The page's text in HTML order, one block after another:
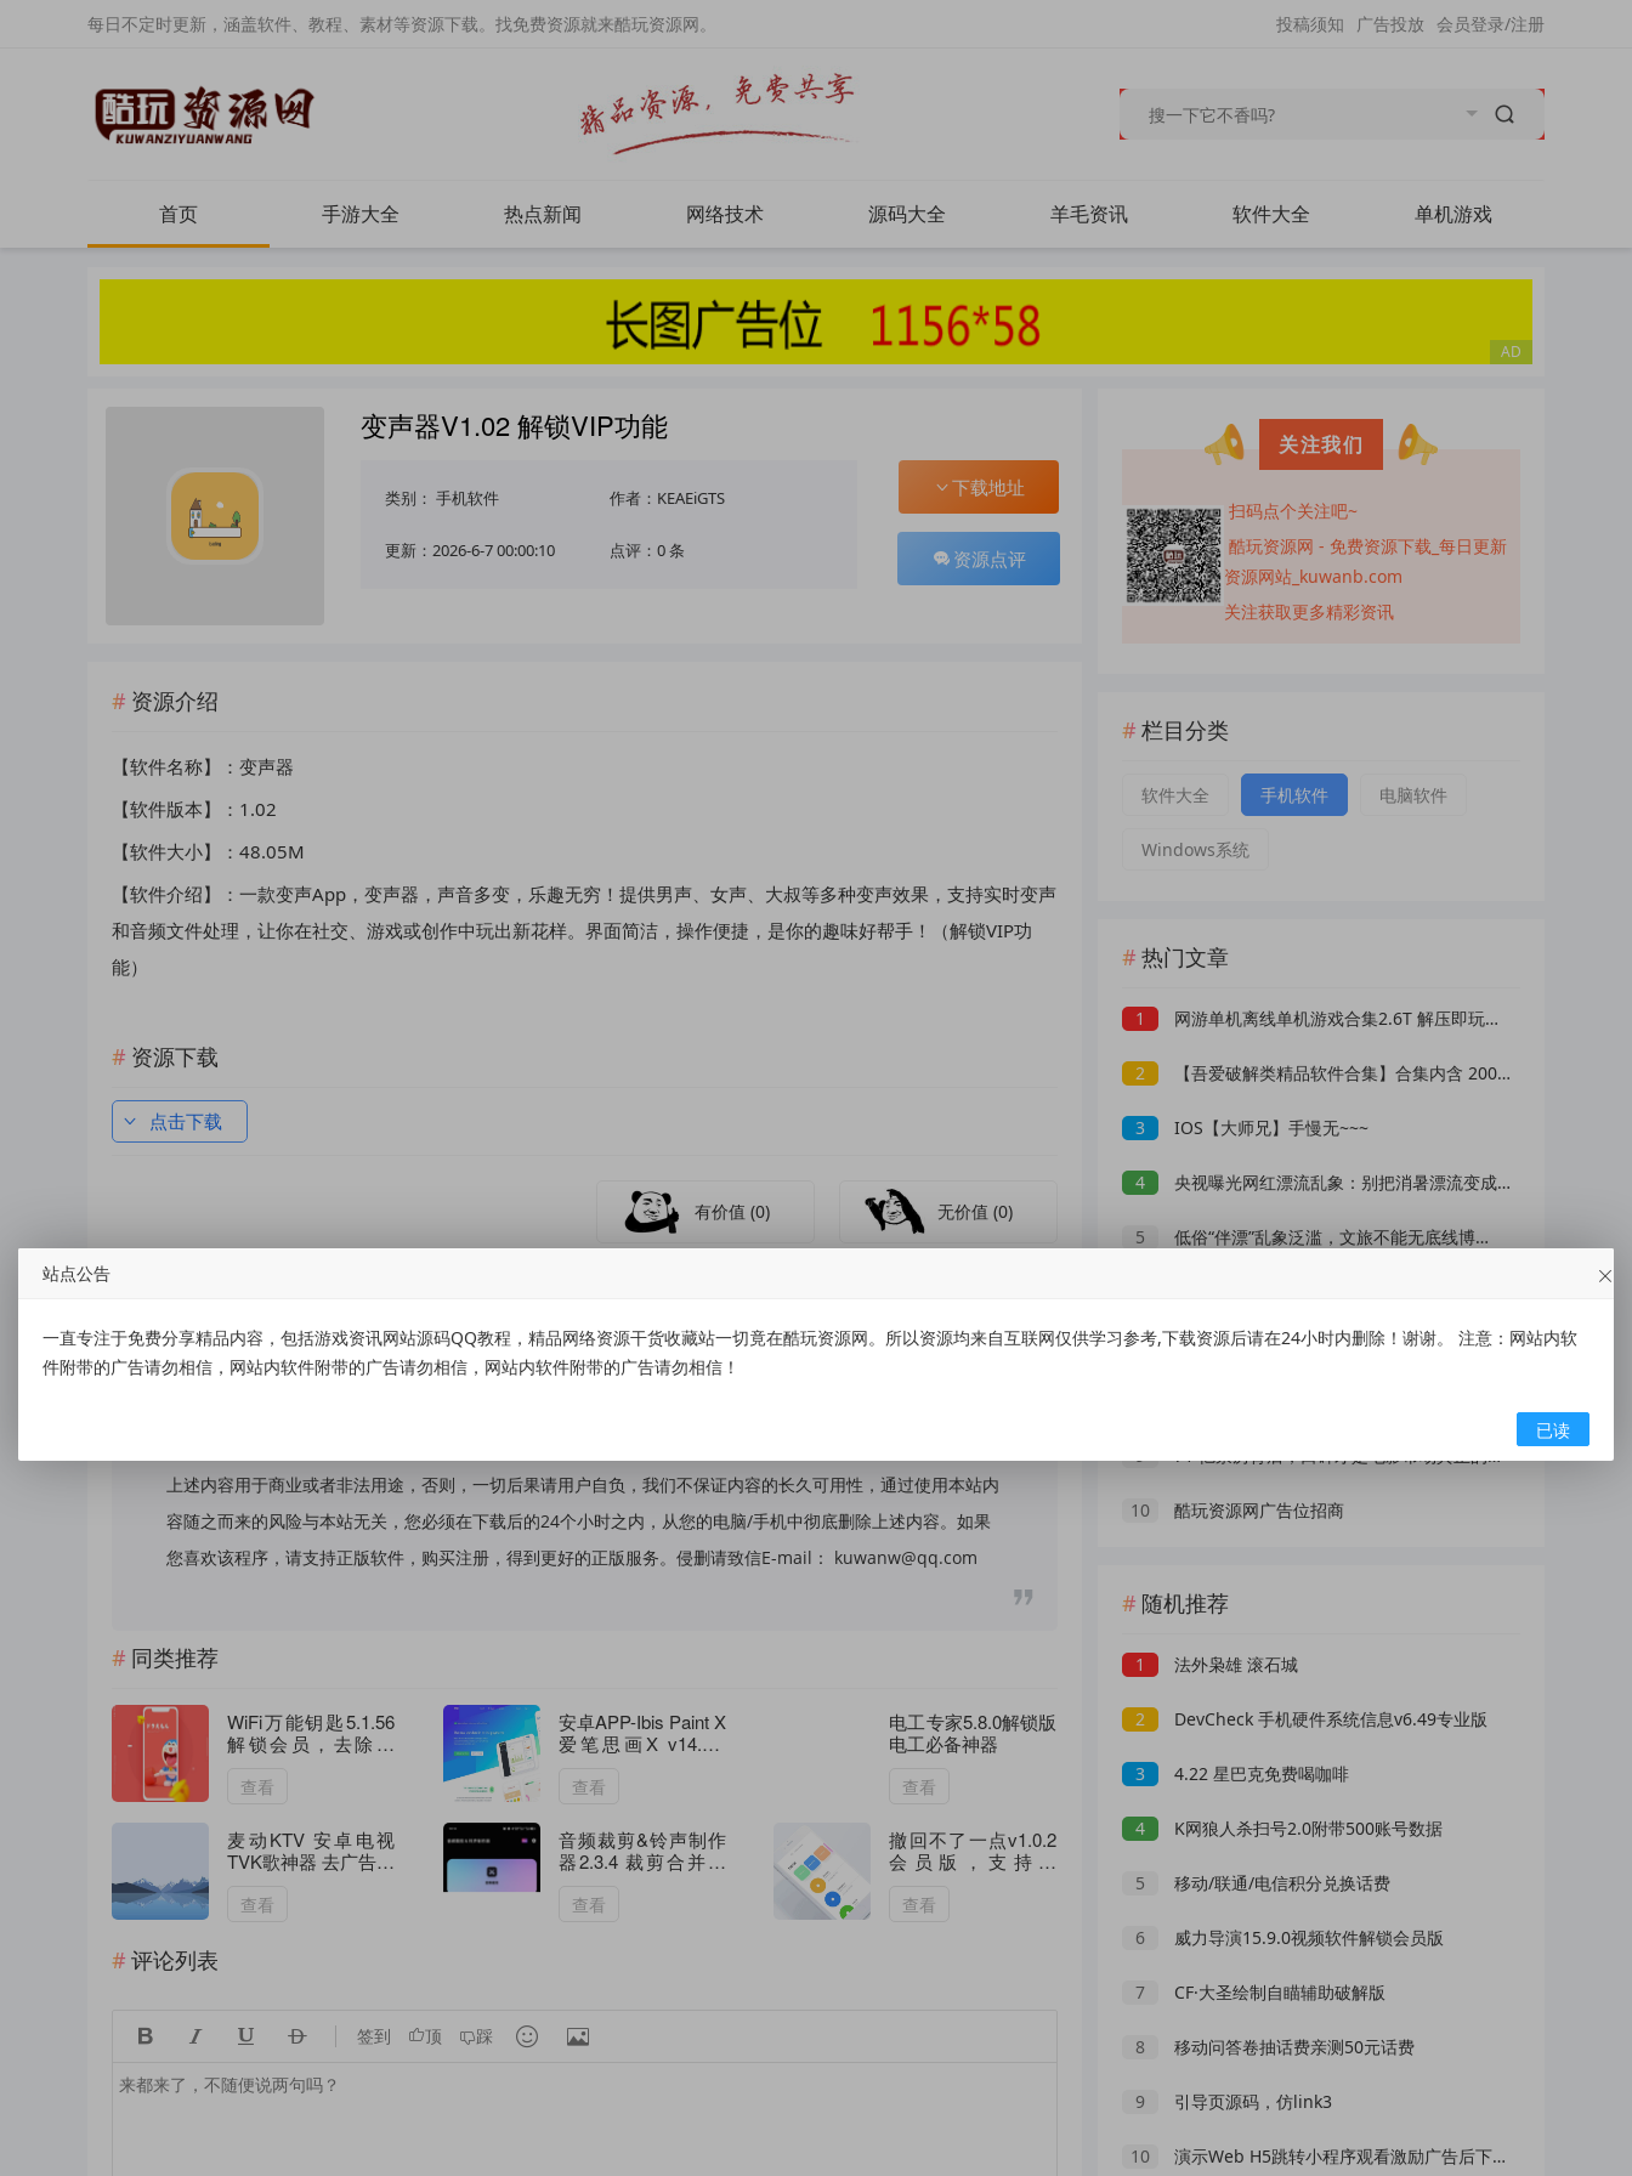
每日不定时更新，涵盖软件、教程、素材等资源下载。找免费资源就来酷玩资源网。 会员登录/注册
广告投放
投稿须知
首页 手游大全 热点新闻 网络技术 源码大全 羊毛资讯 软件大全 单机游戏
变声器V1.02 解锁VIP功能
类别： 手机软件 作者：KEAEiGTS
更新：2026-6-7 00:00:10 点评：0 条
下载地址
资源点评
资源介绍
【软件名称】：变声器
【软件版本】：1.02
【软件大小】：48.05M
【软件介绍】：一款变声App，变声器，声音多变，乐趣无穷！提供男声、女声、大叔等多种变声效果，支持实时变声
和音频文件处理，让你在社交、游戏或创作中玩出新花样。界面简洁，操作便捷，是你的趣味好帮手！（解锁VIP功
能）
资源下载
点击下载
有价值(0) 无价值(0)
上述内容用于商业或者非法用途，否则，一切后果请用户自负，我们不保证内容的长久可用性，通过使用本站内
容随之而来的风险与本站无关，您必须在下载后的24个小时之内，从您的电脑/手机中彻底删除上述内容。如果
您喜欢该程序，请支持正版软件，购买注册，得到更好的正版服务。侵删请致信E-mail： kuwanw@qq.com
同类推荐
WiFi万能钥匙5.1.56
解锁会员，去除更
查看
安卓APP-Ibis Paint X
爱笔思画X v14.0.4
手机绘图软件
查看
电工专家5.8.0解锁版
电工必备神器
查看
麦动KTV 安卓电视
TVK歌神器 去广告引
查看
音频裁剪&铃声制作
器2.3.4 裁剪合并混
在线铃声库
查看
撤回不了一点v1.0.2
会员版，支持微
查看
评论列表
    签到 顶 踩  
关注我们
扫码点个关注吧~
酷玩资源网 - 免费资源下载_每日更新
资源网站_kuwanb.com
关注获取更多精彩资讯
栏目分类
软件大全 手机软件 电脑软件
Windows系统
热门文章
1 网游单机离线单机游戏合集2.6T 解压即玩 网盘下载 一键端免安装免配置
2 【吾爱破解类精品软件合集】合集内含 2000 +实用工具 【1.5GB】
3 IOS【大师兄】手慢无~~~
4 央视曝光网红漂流乱象：别把消暑漂流变成一场冒险赌命
5 低俗“伴漂”乱象泛滥，文旅不能无底线博流量
7 高德地图车机版魔改v9.5 秒进巡航 开天空视角 保时捷字体
9 71 亿票房背后，口碑才是电影市场真正的 “流量密码”
10 酷玩资源网广告位招商
随机推荐
1 法外枭雄 滚石城
2 DevCheck 手机硬件系统信息v6.49专业版
3 4.22 星巴克免费喝咖啡
4 K网狼人杀扫号2.0附带500账号数据
5 移动/联通/电信积分兑换话费
6 威力导演15.9.0视频软件解锁会员版
7 CF·大圣绘制自瞄辅助破解版
8 移动问答卷抽话费亲测50元话费
9 引导页源码，仿link3
10 演示Web H5跳转小程序观看激励广告后下载，实现流量变现赚取广告收益
站点公告
一直专注于免费分享精品内容，包括游戏资讯网站源码QQ教程，精品网络资源干货收藏站一切竟在酷玩资源网。所以资源均来自互联网仅供学习参考,下载资源后请在24小时内删除！谢谢。 注意：网站内软
件附带的广告请勿相信，网站内软件附带的广告请勿相信，网站内软件附带的广告请勿相信！
已读